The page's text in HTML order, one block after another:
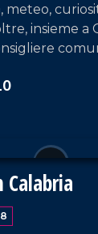
meteo,
insieme a